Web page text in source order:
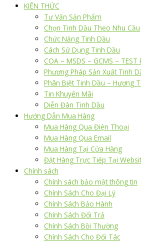
KIẾN THỨC
Tư Vấn Sản Phẩm
Chọn Tinh Dầu Theo Nhu Cầu
Chức Năng Tinh Dầu
Cách Sử Dụng Tinh Dầu
COA – MSDS – GCMS – TEST
Phương Pháp Sản Xuất Tinh
Phân Biệt Tinh Dầu – Hương
Tin Khuyến Mãi
Diễn Đàn Tinh Dầu
Hướng Dẫn Mua Hàng
Mua Hàng Qua Điện Thoại
Mua Hàng Qua Email
Mua Hàng Tại Cửa Hàng
Đặt Hàng Trực Tiếp Tại
Chính sách
Chính sách bảo mật thông tin
Chính Sách Cho Đại Lý
Chính Sách Bảo Hành
Chính Sách Đổi Trả
Chính Sách Bồi Thường
Chính Sách Cho Đối Tác